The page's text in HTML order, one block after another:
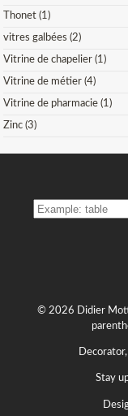
Thonet (1)
vitres galbées (2)
Vitrine de chapelier (1)
Vitrine de métier (4)
Vitrine de pharmacie (1)
Zinc (3)
SEARCH
© 2026 Didier
Stay